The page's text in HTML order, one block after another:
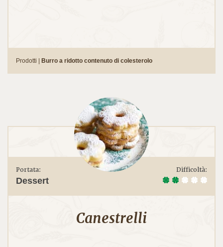
Prodotti | Burro a ridotto contenuto di colesterolo
Portata:
Dessert
Difficoltà:
Canestrelli